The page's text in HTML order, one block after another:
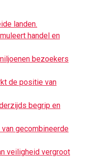
landen.
handel en
bezoekers
de positie van
begrip en
gecombineerde
veiligheid vergroot